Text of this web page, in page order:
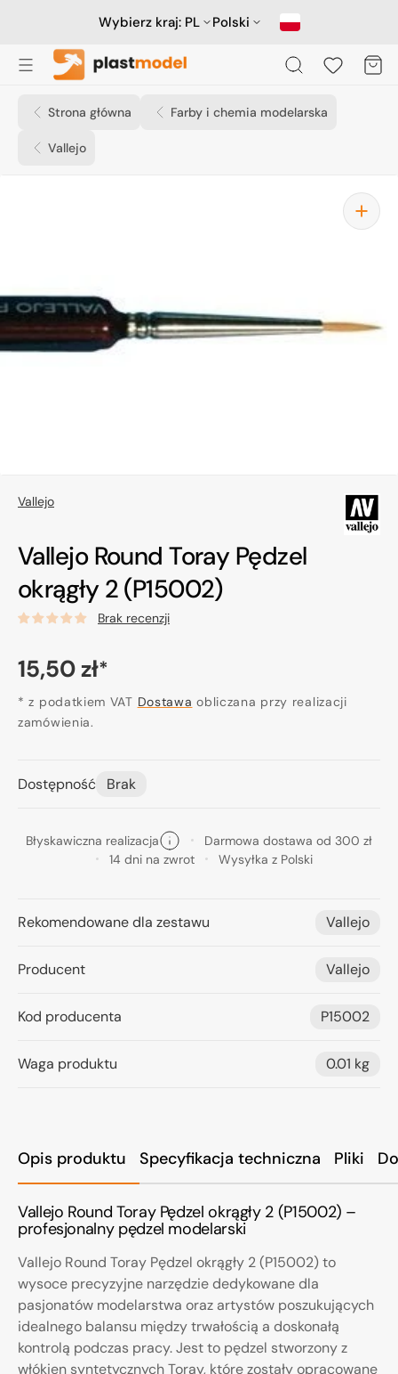
Wybierz kraj: PL Polski
Koszyk
Strona główna Farby i chemia modelarska
Vallejo
Otwórz
Opis produktu Specyfikacja techniczna Pliki
Vallejo Round Toray Pędzel okrągły 2 (P15002) –
profesjonalny pędzel modelarski
Vallejo Round Toray Pędzel okrągły 2 (P15002) to
wysoce precyzyjne narzędzie dedykowane dla
pasjonatów modelarstwa oraz artystów poszukujących
idealnego balansu między trwałością a doskonałą
kontrolą podczas pracy. Jest to pędzel stworzony z
włókien syntetycznych Toray, które zostały opracowane
Vallejo
Vallejo Round Toray Pędzel
okrągły 2 (P15002)
Brak recenzji
Cena
regularna
15,50 zł*
* z podatkiem VAT Dostawa obliczana przy realizacji
zamówienia.
Dostępność Brak
Błyskawiczna realizacja
Darmowa dostawa od 300 zł
14 dni na zwrot
Wysyłka z Polski
Rekomendowane dla zestawu Vallejo
Producent Vallejo
Kod producenta P15002
Waga produktu 0.01 kg